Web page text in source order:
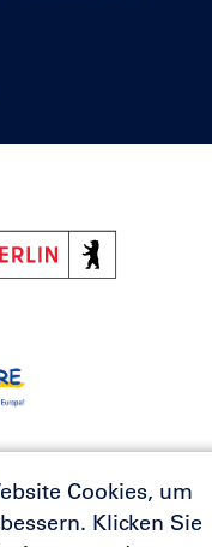
Cookies, um
Klicken Sie